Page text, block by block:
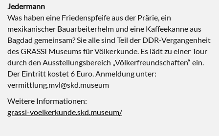
Jedermann
Was haben eine Friedenspfeife aus der Prärie, ein
mexikanischer Bauarbeiterhelm und eine Kaffeekanne aus
Bagdad gemeinsam? Sie alle sind Teil der DDR-Vergangenheit
des GRASSI Museums für Völkerkunde. Es lädt zu einer Tour
durch den Ausstellungsbereich „Völkerfreundschaften“ ein.
Der Eintritt kostet 6 Euro. Anmeldung unter:
vermittlung.mvl@skd.museum
Weitere Informationen:
grassi-voelkerkunde.skd.museum/